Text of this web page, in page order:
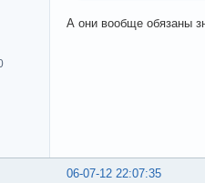
А они вообще обязаны
06-07-12 22:07:35